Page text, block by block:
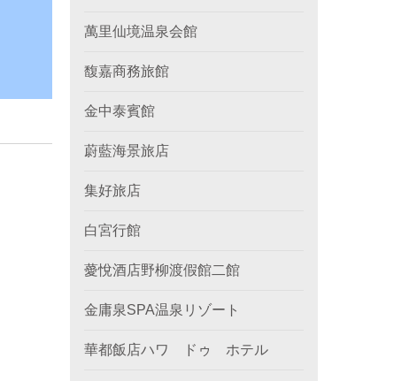
萬里仙境温泉会館
馥嘉商務旅館
金中泰賓館
蔚藍海景旅店
集好旅店
白宮行館
薆悅酒店野柳渡假館二館
金庸泉SPA温泉リゾート
華都飯店ハワ ドゥ ホテル